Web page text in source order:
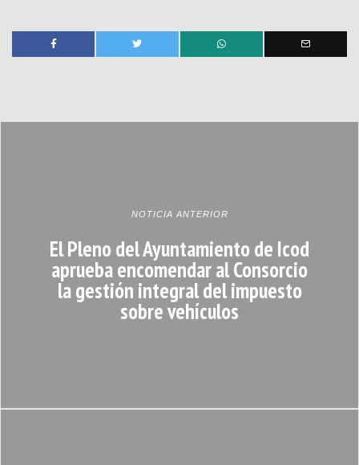
NOTICIA ANTERIOR
El Pleno del Ayuntamiento de Icod
aprueba encomendar al Consorcio
la gestión integral del impuesto
sobre vehículos